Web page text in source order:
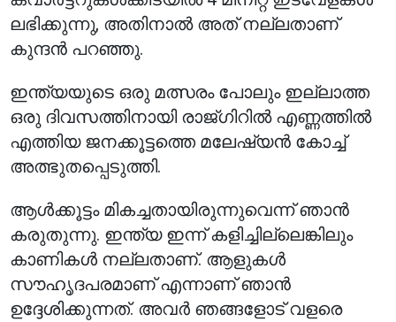
ലഭിക്കുന്നു, അതിനാൽ അത് നല്ലതാണ്
കുന്ദൻ പറഞ്ഞു.
ഇന്ത്യയുടെ ഒരു മത്സരം പോലും ഇല്ലാത്ത
ഒരു ദിവസത്തിനായി രാജ്ഗിറിൽ എണ്ണത്തിൽ
എത്തിയ ജനക്കൂട്ടത്തെ മലേഷ്യൻ കോച്ച്
അത്ഭുതപ്പെടുത്തി.
ആൾക്കൂട്ടം മികച്ചതായിരുന്നുവെന്ന് ഞാൻ
കരുതുന്നു. ഇന്ത്യ ഇന്ന് കളിച്ചില്ലെങ്കിലും
കാണികൾ നല്ലതാണ്. ആളുകൾ
സൗഹൃദപരമാണ് എന്നാണ് ഞാൻ
ഉദ്ദേശിക്കുന്നത്. അവർ ഞങ്ങളോട് വളരെ